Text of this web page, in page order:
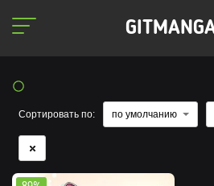
Сортировать по: по умолчанию